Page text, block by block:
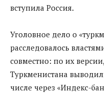
вступила Россия.
Уголовное дело о
расследовалось
совместно: по их
Туркменистана
числе через «Индекс-